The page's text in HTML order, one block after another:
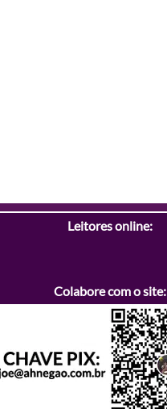
Leitores online:
Colabore com o site: